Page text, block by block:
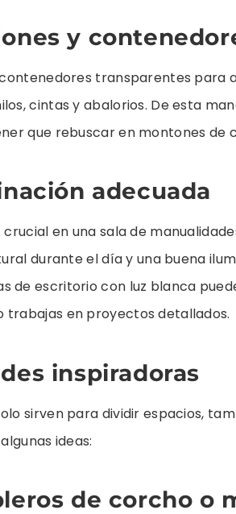
y
transparentes para
cintas y abalorios. De esta
que rebuscar en montones de
adecuada
crucial en una sala de
durante el día y una buena
de escritorio con luz blanca
trabajas en proyectos detallados.
inspiradoras
sirven para dividir espacios,
ideas:
de corcho o